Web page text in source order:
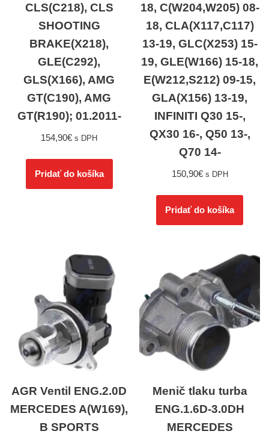
CLS(C218), CLS
SHOOTING
BRAKE(X218),
GLE(C292),
GLS(X166), AMG
GT(C190), AMG
GT(R190); 01.2011-
154,90€ s DPH
Pridať do košíka
18, C(W204,W205) 08-
18, CLA(X117,C117)
13-19, GLC(X253) 15-
19, GLE(W166) 15-18,
E(W212,S212) 09-15,
GLA(X156) 13-19,
INFINITI Q30 15-,
QX30 16-, Q50 13-,
Q70 14-
150,90€ s DPH
Pridať do košíka
AGR Ventil ENG.2.0D
MERCEDES A(W169),
B SPORTS
Menič tlaku turba
ENG.1.6D-3.0DH
MERCEDES